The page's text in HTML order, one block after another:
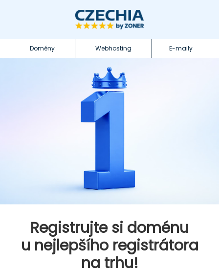
Domény Webhosting E-maily
Registrujte si doménu
u nejlepšího registrátora
na trhu!